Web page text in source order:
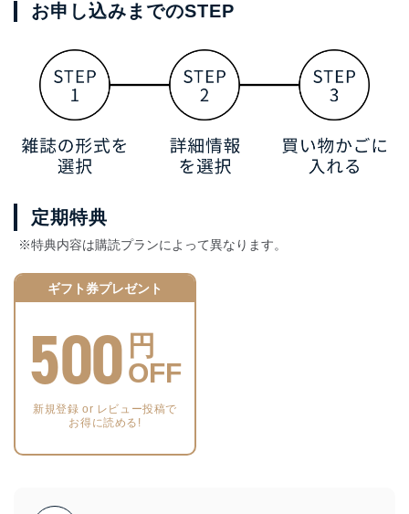
お申し込みまでのSTEP
定期特典
※特典内容は購読プランによって異なります。
ギフト券プレゼント
500 円
OFF
新規登録 or レビュー投稿で
お得に読める!